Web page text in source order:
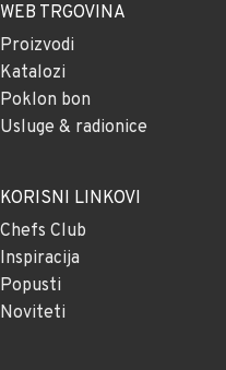
WEB TRGOVINA
Proizvodi
Katalozi
Poklon bon
Usluge & radionice
KORISNI LINKOVI
Chefs Club
Inspiracija
Popusti
Noviteti